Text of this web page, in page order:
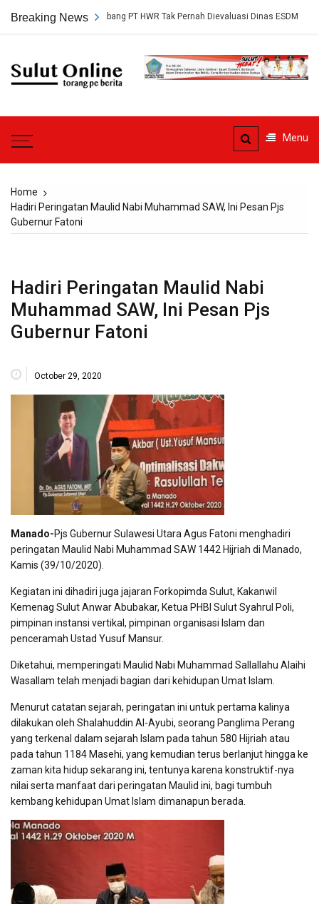
Breaking News
Tambang PT HWR Tak Pernah Dievaluasi Dinas ESDM
Sulut
Menu
Home
Hadiri Peringatan Maulid Nabi Muhammad SAW, Ini Pesan Pjs
Gubernur Fatoni
Hadiri Peringatan Maulid Nabi
Muhammad SAW, Ini Pesan Pjs
Gubernur Fatoni
October 29, 2020
Manado-Pjs Gubernur Sulawesi Utara Agus Fatoni menghadiri
peringatan Maulid Nabi Muhammad SAW 1442 Hijriah di Manado,
Kamis (39/10/2020).
Kegiatan ini dihadiri juga jajaran Forkopimda Sulut, Kakanwil
Kemenag Sulut Anwar Abubakar, Ketua PHBI Sulut Syahrul Poli,
pimpinan instansi vertikal, pimpinan organisasi Islam dan
penceramah Ustad Yusuf Mansur.
Diketahui, memperingati Maulid Nabi Muhammad Sallallahu Alaihi
Wasallam telah menjadi bagian dari kehidupan Umat Islam.
Menurut catatan sejarah, peringatan ini untuk pertama kalinya
dilakukan oleh Shalahuddin Al-Ayubi, seorang Panglima Perang
yang terkenal dalam sejarah Islam pada tahun 580 Hijriah atau
pada tahun 1184 Masehi, yang kemudian terus berlanjut hingga ke
zaman kita hidup sekarang ini, tentunya karena konstruktif-nya
nilai serta manfaat dari peringatan Maulid ini, bagi tumbuh
kembang kehidupan Umat Islam dimanapun berada.